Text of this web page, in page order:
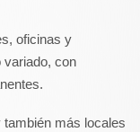
oficinas y
con
también más locales